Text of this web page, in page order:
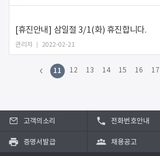
[휴진안내] 삼일절 3/1(화) 휴진합니다.
관리자 2022-02-21
11 12 13 14 15 16 17
고객의소리 전화번호안내
증명서발급 채용공고